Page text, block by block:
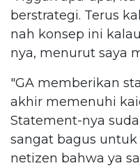
berstrategi. Terus
nah konsep ini
nya, menurut saya
"GA memberikan
akhir memenuhi
Statement-nya
sangat bagus
netizen bahwa ya